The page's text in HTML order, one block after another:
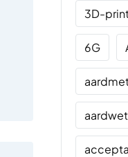
3D-
6G